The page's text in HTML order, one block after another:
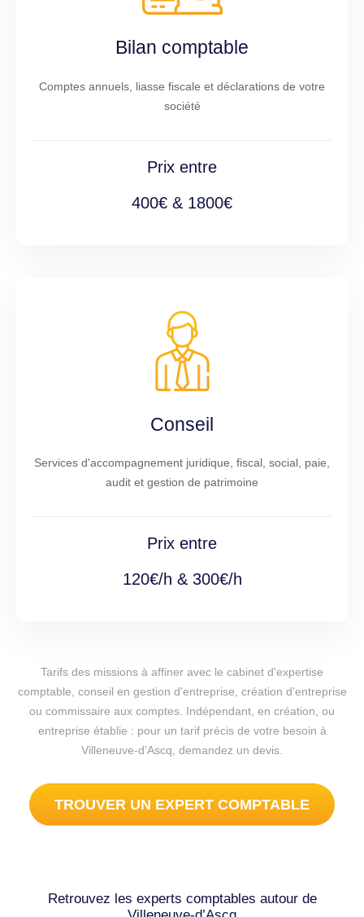
Bilan comptable
Comptes annuels, liasse fiscale et déclarations de votre
société
Prix entre
400€ & 1800€
Conseil
Services d'accompagnement juridique, fiscal, social, paie,
audit et gestion de patrimoine
Prix entre
120€/h & 300€/h
Tarifs des missions à affiner avec le cabinet d'expertise
comptable, conseil en gestion d'entreprise, création d'entreprise
ou commissaire aux comptes. Indépendant, en création, ou
entreprise établie : pour un tarif précis de votre besoin à
Villeneuve-d’Ascq, demandez un devis.
TROUVER UN EXPERT COMPTABLE
Retrouvez les experts comptables autour de